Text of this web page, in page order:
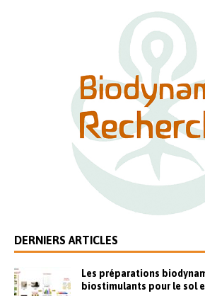
DERNIERS ARTICLES
Les préparations
biostimulants pour le sol